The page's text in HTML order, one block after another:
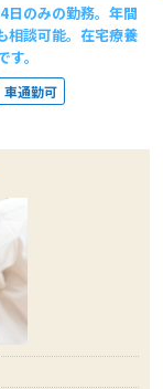
日のみの勤務。年間
相談可能。在宅療養
。
車通勤可